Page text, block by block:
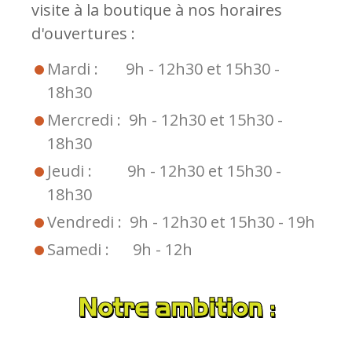
visite à la boutique à nos horaires
d'ouvertures :
Mardi : 9h - 12h30 et 15h30 -
18h30
Mercredi : 9h - 12h30 et 15h30 -
18h30
Jeudi : 9h - 12h30 et 15h30 -
18h30
Vendredi : 9h - 12h30 et 15h30 - 19h
Samedi : 9h - 12h
Notre ambition :